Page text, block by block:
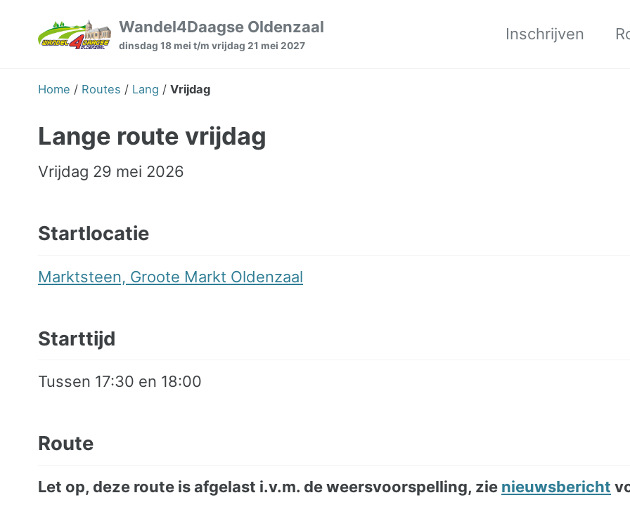
navigation
Wandel4Daagse Oldenzaal
dinsdag 18 mei t/m vrijdag 21 mei 2027
Inschrijven
Home / Routes / Lang / Vrijdag
Lange route vrijdag
Vrijdag 29 mei 2026
Startlocatie
Marktsteen, Groote Markt Oldenzaal
Starttijd
Tussen 17:30 en 18:00
Route
Let op, deze route is afgelast i.v.m. de weersvoorspelling, zie nieuwsbericht